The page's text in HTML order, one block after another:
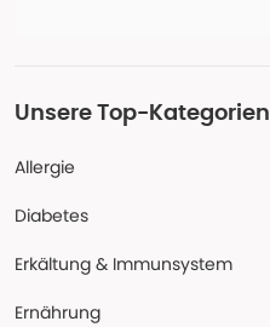
Unsere Top-Kategorien
Allergie
Diabetes
Erkältung & Immunsystem
Ernährung